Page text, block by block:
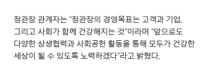
정관장 관계자는 "정관장의 경영목표는 고객과 기업,
그리고 사회가 함께 건강해지는 것"이라며 "앞으로도
다양한 상생협력과 사회공헌 활동을 통해 모두가 건강한
세상이 될 수 있도록 노력하겠다"라고 밝혔다.